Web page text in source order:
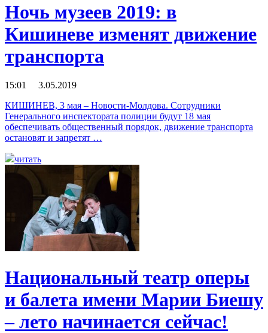
Ночь музеев 2019: в
Кишиневе изменят движение
транспорта
15:01 3.05.2019
КИШИНЕВ, 3 мая – Новости-Молдова. Сотрудники
Генерального инспектората полиции будут 18 мая
обеспечивать общественный порядок, движение транспорта
остановят и запретят …
читать
Национальный театр оперы
и балета имени Марии Биешу
– лето начинается сейчас!